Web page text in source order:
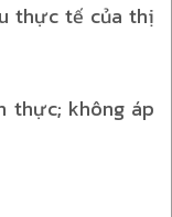
thực tế của thị
thực; không áp